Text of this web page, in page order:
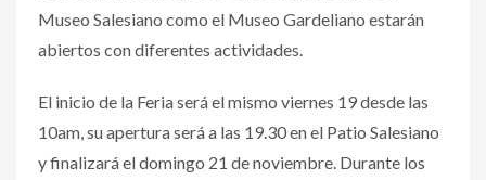
Museo Salesiano como el Museo Gardeliano estarán
abiertos con diferentes actividades.
El inicio de la Feria será el mismo viernes 19 desde las
10am, su apertura será a las 19.30 en el Patio Salesiano
y finalizará el domingo 21 de noviembre. Durante los